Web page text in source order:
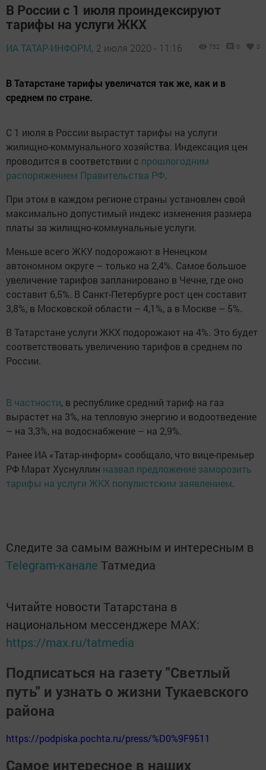
В России с 1 июля проиндексируют
тарифы на услуги ЖКХ
ИА ТАТАР-ИНФОРМ, 2 июля 2020 - 11:16 752 0 0
В Татарстане тарифы увеличатся так же, как и в
среднем по стране.
С 1 июля в России вырастут тарифы на услуги
жилищно-коммунального хозяйства. Индексация цен
проводится в соответствии с прошлогодним
распоряжением Правительства РФ.
При этом в каждом регионе страны установлен свой
максимально допустимый индекс изменения размера
платы за жилищно-коммунальные услуги.
Меньше всего ЖКУ подорожают в Ненецком
автономном округе – только на 2,4%. Самое большое
увеличение тарифов запланировано в Чечне, где оно
составит 6,5%. В Санкт-Петербурге рост цен составит
3,8%, в Московской области – 4,1%, а в Москве – 5%.
В Татарстане услуги ЖКХ подорожают на 4%. Это будет
соответствовать увеличению тарифов в среднем по
России.
В частности, в республике средний тариф на газ
вырастет на 3%, на тепловую энергию и водоотведение
– на 3,3%, на водоснабжение – на 2,9%.
Ранее ИА «Татар-информ» сообщало, что вице-премьер
РФ Марат Хуснуллин назвал предложение заморозить
тарифы на услуги ЖКХ популистским заявлением.
Следите за самым важным и интересным в
Telegram-канале Татмедиа
Читайте новости Татарстана в
национальном мессенджере MАХ:
https://max.ru/tatmedia
Подписаться на газету "Светлый
путь" и узнать о жизни Тукаевского
района
https://podpiska.pochta.ru/press/%D0%9F9511
Самое интересное в наших